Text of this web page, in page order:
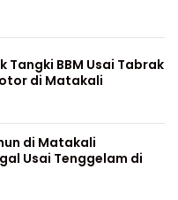
Tangki BBM Usai Tabrak
di Matakali
di Matakali
Usai Tenggelam di